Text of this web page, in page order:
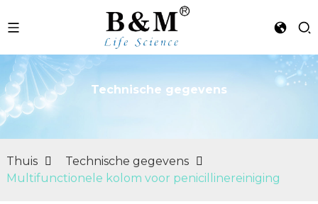
Technische gegevens
Thuis
Technische gegevens
Multifunctionele kolom voor penicillinereiniging